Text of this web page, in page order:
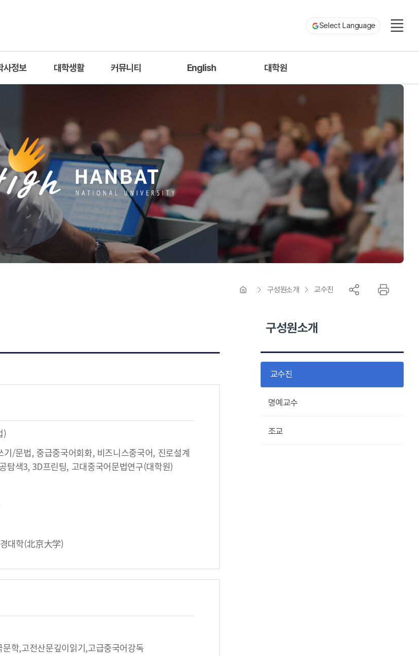
Select Language
사정보
직과정
목안내
업요건
원 담당업무
대학생활
학생회
커뮤니티
학과갤러리
유학안내
질문게시판
진로개발로드맵
취업정보
English
Academic Information
Professors
대학원
구성원소개
교수진
명예교수
조교
구성원소개 교수진
)
/문법, 중급중국어회화, 비즈니스중국어, 진로설계
탐색3, 3D프린팅, 고대중국어문법연구(대학원)
대학(北京大学)
학,고전산문깊이읽기,고급중국어강독